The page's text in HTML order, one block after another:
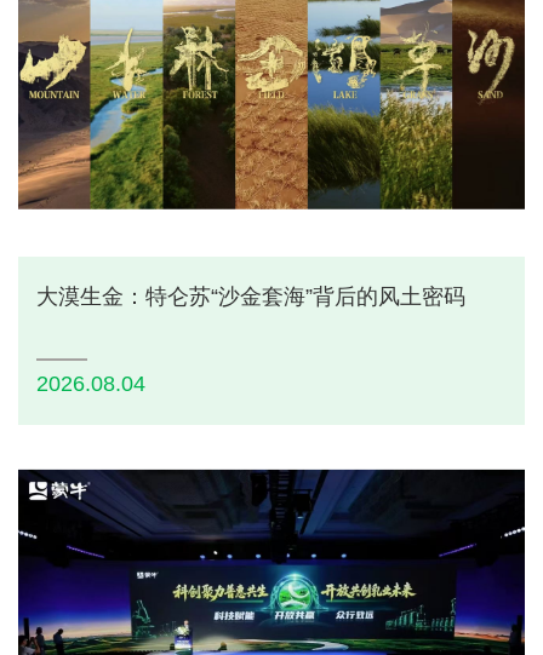
大漠生金：特仑苏“沙金套海”背后的风土密码
2026.08.04